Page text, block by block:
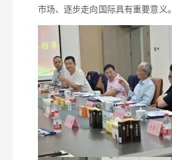
市场、逐步走向国际具有重要意义。